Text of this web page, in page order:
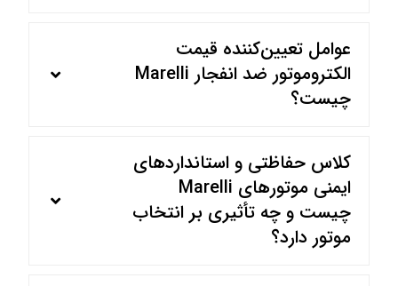
عوامل تعیین‌کننده قیمت
الکتروموتور ضد انفجار Marelli
چیست؟
کلاس حفاظتی و استانداردهای
ایمنی موتورهای Marelli
چیست و چه تأثیری بر انتخاب
موتور دارد؟